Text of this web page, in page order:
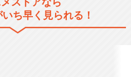
ち早く見られる！